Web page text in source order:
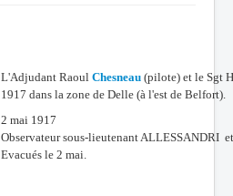
L'Adjudant Raoul Chesneau (pilote) et le Sgt
1917 dans la zone de Delle (à l'est de Belfort).
2 mai 1917
Observateur sous-lieutenant ALLESSANDRI
Evacués le 2 mai.